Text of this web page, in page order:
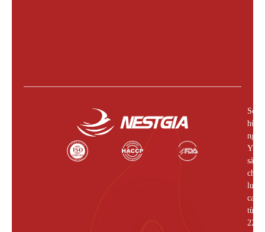
Sở
hữu
Yến
sào
chất
cao
từ
22